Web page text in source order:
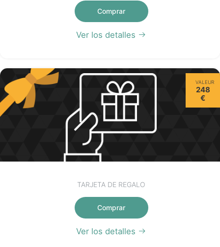
Comprar
Ver los detalles
VALEUR
248
€
TARJETA DE REGALO
Comprar
Ver los detalles